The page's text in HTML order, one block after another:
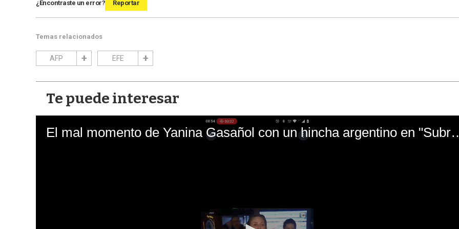
¿Encontraste un error? Reportar
Temas relacionados
AFP EFE
Te puede interesar
El mal momento de Yanina